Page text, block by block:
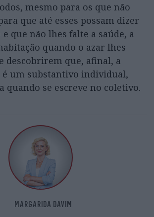
mesmo para os que não
que até esses possam dizer
que não lhes falte a saúde, a
quando o azar lhes
descobrirem que, afinal, a
é um substantivo individual,
quando se escreve no coletivo.
MARGARIDA DAVIM